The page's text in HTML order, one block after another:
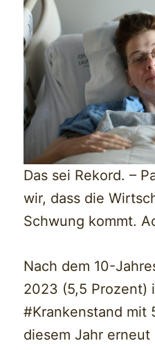
Das sei Rekord. –
wir, dass die
Schwung kommt.
Nach dem 10-
2023 (5,5 Prozent)
#Krankenstand mit
diesem Jahr erneut